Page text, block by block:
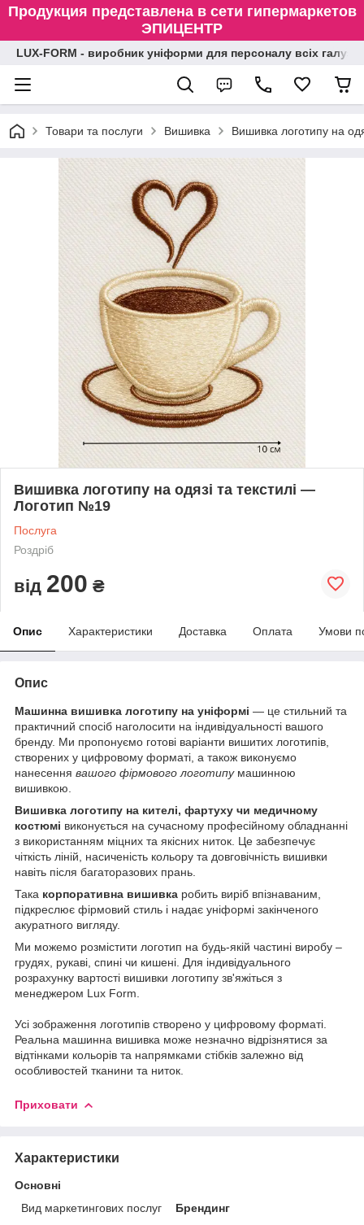
Продукция представлена в сети гипермаркетов
ЭПИЦЕНТР
LUX-FORM - виробник уніформи для персоналу всіх
Товари та послуги Вишивка Вишивка логотипу на
Вишивка логотипу на одязі та текстилі —
Логотип №19
Послуга
Роздріб
від 200 ₴
Опис Характеристики Доставка Оплата Умови
Опис
Машинна вишивка логотипу на уніформі — це стильний та
практичний спосіб наголосити на індивідуальності вашого
бренду. Ми пропонуємо готові варіанти вишитих логотипів,
створених у цифровому форматі, а також виконуємо
нанесення вашого фірмового логотипумашинною
вишивкою.
Вишивка логотипу на кителі, фартуху чи медичному
костюмі виконується на сучасному професійному обладнанні
з використанням міцних та якісних ниток. Це забезпечує
чіткість ліній, насиченість кольору та довговічність вишивки
навіть після багаторазових прань.
Така корпоративна вишивка робить виріб впізнаваним,
підкреслює фірмовий стиль і надає уніформі закінченого
акуратного вигляду.
Ми можемо розмістити логотип на будь-якій частині виробу –
грудях, рукаві, спині чи кишені. Для індивідуального
розрахунку вартості вишивки логотипу зв'яжіться з
менеджером Lux Form.
Усі зображення логотипів створено у цифровому форматі.
Реальна машинна вишивка може незначно відрізнятися за
відтінками кольорів та напрямками стібків залежно від
особливостей тканини та ниток.
Приховати
Характеристики
Основні
Вид маркетингових послуг
Брендинг